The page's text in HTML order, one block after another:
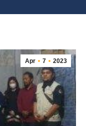
Apr 7 2023